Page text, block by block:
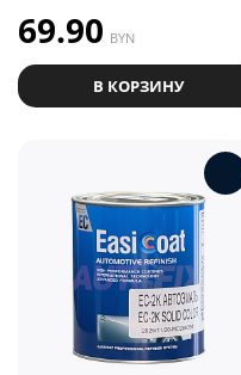
69.90 BYN
В КОРЗИНУ